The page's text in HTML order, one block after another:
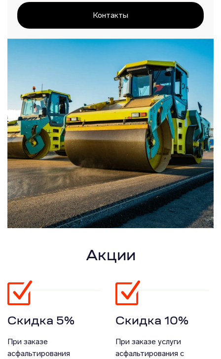
Контакты
Акции
Скидка 5%
При заказе
асфальтирования
Скидка 10%
При заказе услуги
асфальтирования с